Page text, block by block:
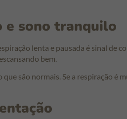
sono tranquilo
lenta e pausada é sinal de
bem.
são normais. Se a respiração é